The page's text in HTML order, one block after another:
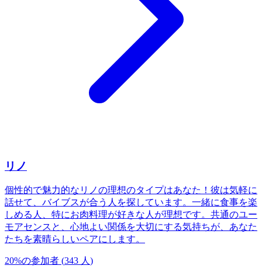
リノ
個性的で魅力的なリノの理想のタイプはあなた！彼は気軽に
話せて、バイブスが合う人を探しています。一緒に食事を楽
しめる人、特にお肉料理が好きな人が理想です。共通のユー
モアセンスと、心地よい関係を大切にする気持ちが、あなた
たちを素晴らしいペアにします。
20%の参加者 (343 人)